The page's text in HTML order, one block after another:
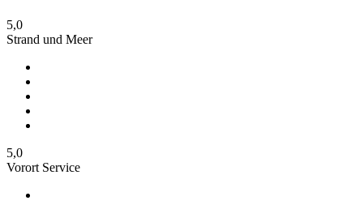
5,0
Strand und Meer
5,0
Vorort Service